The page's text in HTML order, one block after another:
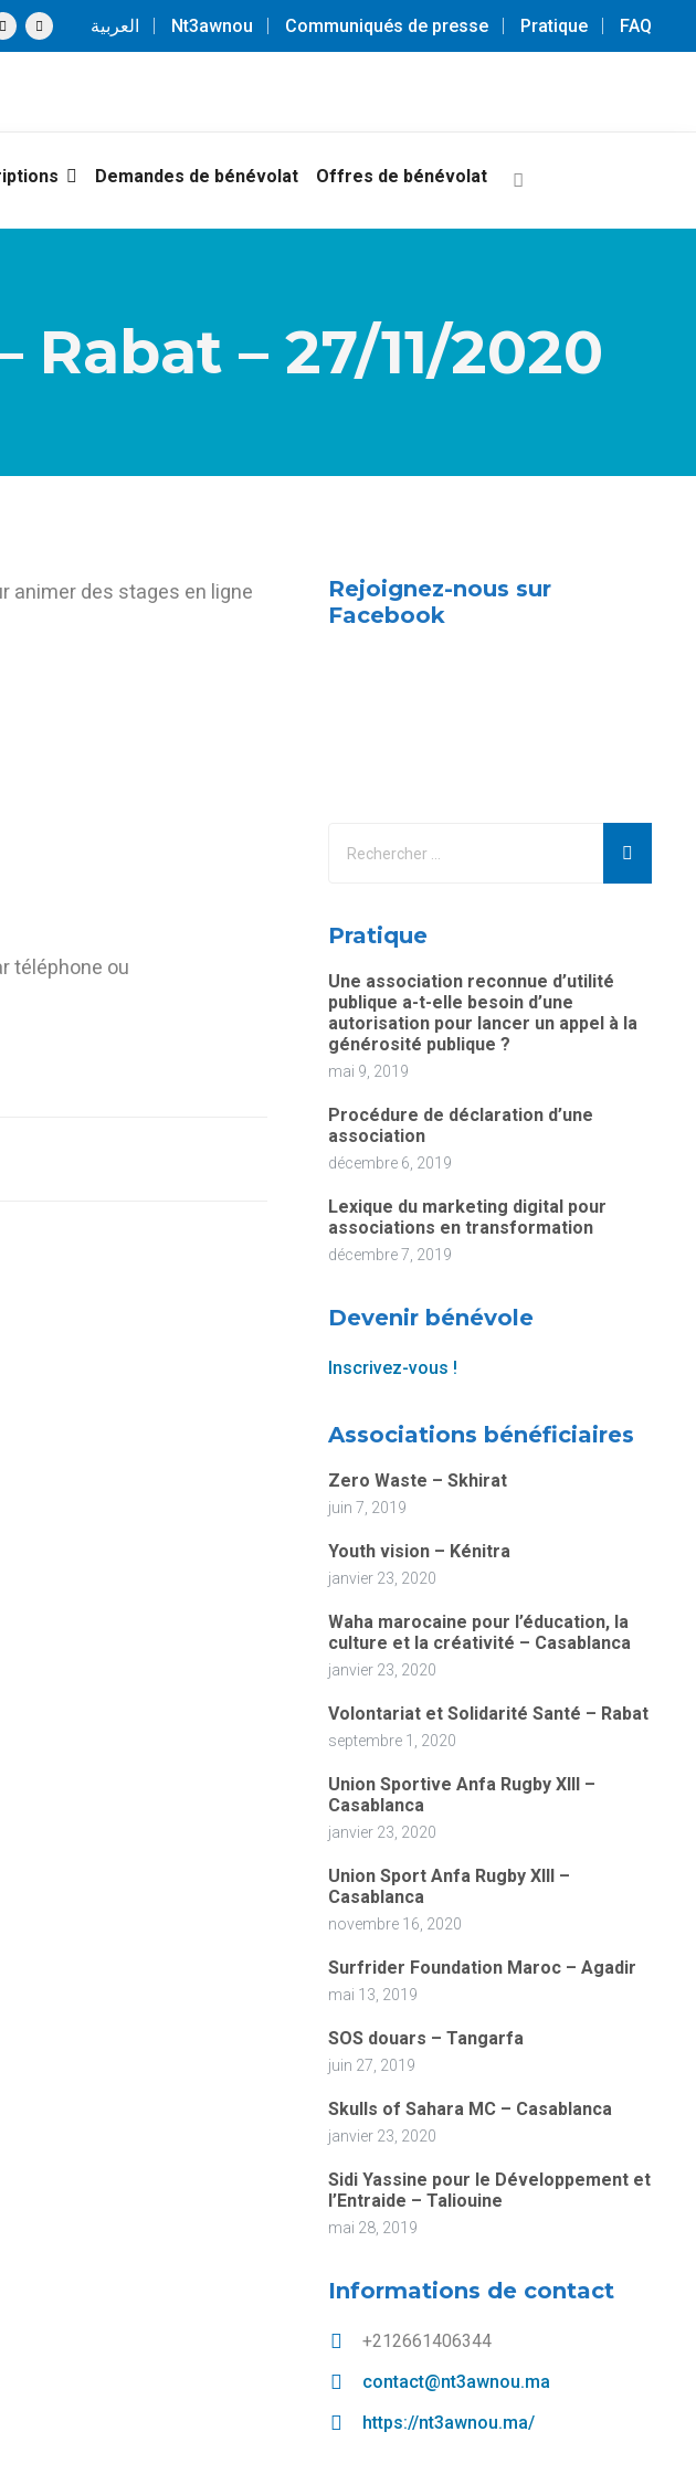
العربية Nt3awnou Communiqués de presse Pratique FAQ
Demandes de bénévolat Offres de bénévolat
– 27/11/2020
animer des stages en ligne
téléphone ou
Rejoignez-nous sur
Facebook
Pratique
Une association reconnue d’utilité
publique a-t-elle besoin d’une
autorisation pour lancer un appel à la
générosité publique ?
mai 9, 2019
Procédure de déclaration d’une
association
décembre 6, 2019
Lexique du marketing digital pour
associations en transformation
décembre 7, 2019
Devenir bénévole
Inscrivez-vous !
Associations bénéficiaires
Zero Waste – Skhirat
juin 7, 2019
Youth vision – Kénitra
janvier 23, 2020
Waha marocaine pour l’éducation, la
culture et la créativité – Casablanca
janvier 23, 2020
Volontariat et Solidarité Santé – Rabat
septembre 1, 2020
Union Sportive Anfa Rugby XIII –
Casablanca
janvier 23, 2020
Union Sport Anfa Rugby XIII –
Casablanca
novembre 16, 2020
Surfrider Foundation Maroc – Agadir
mai 13, 2019
SOS douars – Tangarfa
juin 27, 2019
Skulls of Sahara MC – Casablanca
janvier 23, 2020
Sidi Yassine pour le Développement et
l’Entraide – Taliouine
mai 28, 2019
Informations de contact
+212661406344
contact@nt3awnou.ma
https://nt3awnou.ma/